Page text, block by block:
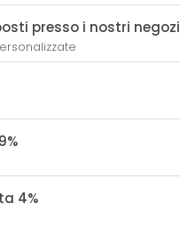
presso i nostri negozi
4%